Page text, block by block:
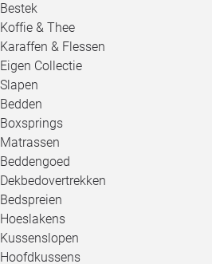
Bestek
Koffie & Thee
Karaffen & Flessen
Eigen Collectie
Slapen
Bedden
Boxsprings
Matrassen
Beddengoed
Dekbedovertrekken
Bedspreien
Hoeslakens
Kussenslopen
Hoofdkussens